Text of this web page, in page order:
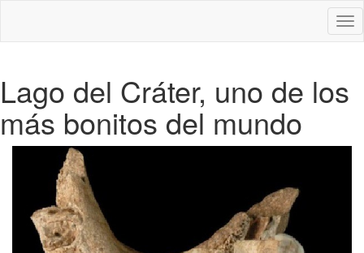
Lago del Cráter, uno de los
más bonitos del mundo